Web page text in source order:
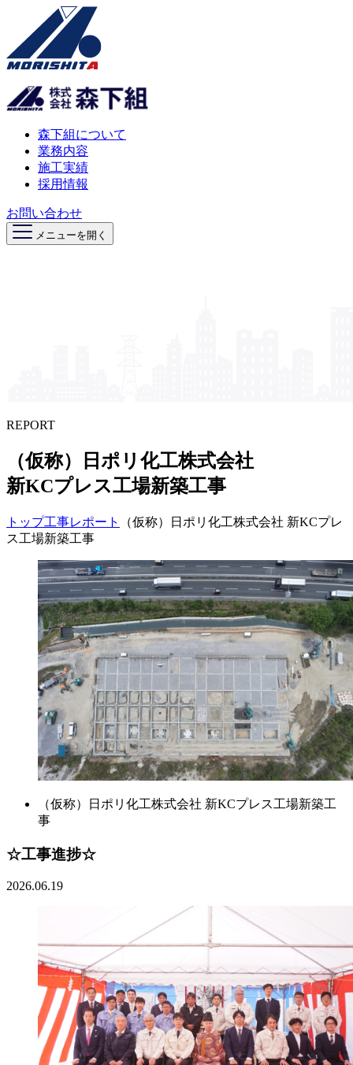
森下組について
業務内容
施工実績
採用情報
お問い合わせ
メニューを開く
REPORT
（仮称）​日ポリ化工株式会社
新KCプレス工場新築工事
トップ工事レポート
（仮称）日ポリ化工株式会社 新KCプレ
ス工場新築工事
（仮称）日ポリ化工株式会社 新KCプレス工場新築工
事
☆工事進捗☆
2026.06.19